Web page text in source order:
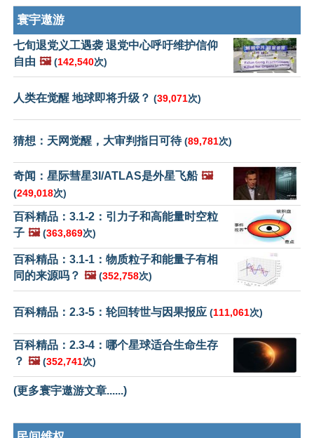
寰宇遨游
七旬退党义工遇袭 退党中心呼吁维护信仰
自由 🖼️ (142,540次)
人类在觉醒 地球即将升级？ (39,071次)
猜想：天网觉醒，大审判指日可待(89,781次)
奇闻：星际彗星3I/ATLAS是外星飞船 🖼️
(249,018次)
百科精品：3.1-2：引力子和高能量时空粒
子 🖼️ (363,869次)
百科精品：3.1-1：物质粒子和能量子有相
同的来源吗？ 🖼️ (352,758次)
百科精品：2.3-5：轮回转世与因果报应 (111,061次)
百科精品：2.3-4：哪个星球适合生命生存
？ 🖼️ (352,741次)
(更多寰宇遨游文章......)